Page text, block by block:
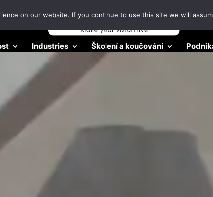
Industries Školení a koučování
on our website. If you continue to use this site we will